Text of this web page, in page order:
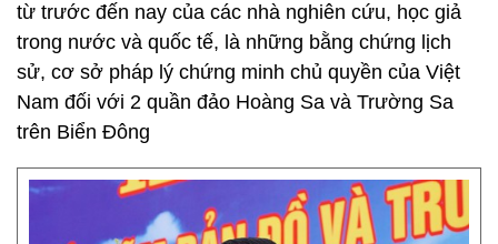
từ trước đến nay của các nhà nghiên cứu, học giả
trong nước và quốc tế, là những bằng chứng lịch
sử, cơ sở pháp lý chứng minh chủ quyền của Việt
Nam đối với 2 quần đảo Hoàng Sa và Trường Sa
trên Biển Đông